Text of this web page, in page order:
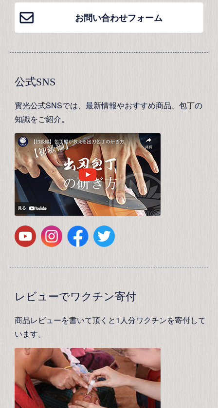
お問い合わせフォーム
公式SNS
實光公式SNSでは、最新情報やおすすめ商品、包丁の
知識をご紹介。
レビューでワクチン寄付
商品レビューを書いて頂くと1人分ワクチンを寄付して
います。